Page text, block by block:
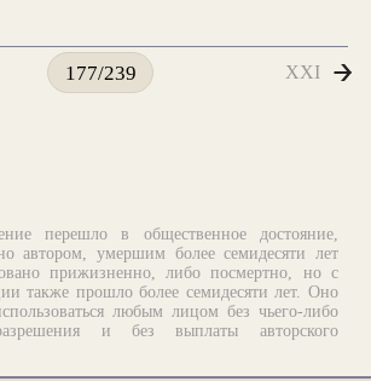
177/239 XXI
перешло в общественное достояние,
автором, умершим более семидесяти лет
прижизненно, либо посмертно, но с
также прошло более семидесяти лет. Оно
любым лицом без чьего-либо
и без выплаты авторского